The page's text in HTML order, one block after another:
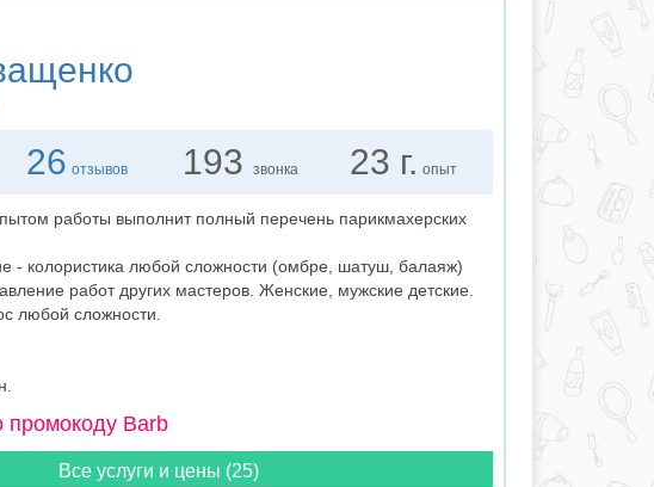
26 отзывов 193 звонка 23 г. опыт
работы выполнит полный перечень парикмахерских
- колористика любой сложности (омбре, шатуш, балаяж)
работ других мастеров. Женские, мужские детские.
любой сложности.
промокоду Barb
Все услуги и цены (25)